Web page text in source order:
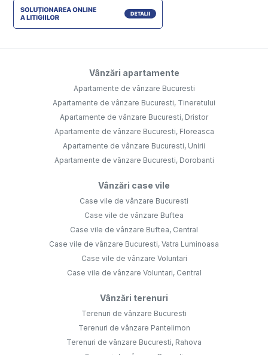
Vânzări apartamente
Apartamente de vânzare Bucuresti
Apartamente de vânzare Bucuresti, Tineretului
Apartamente de vânzare Bucuresti, Dristor
Apartamente de vânzare Bucuresti, Floreasca
Apartamente de vânzare Bucuresti, Unirii
Apartamente de vânzare Bucuresti, Dorobanti
Vânzări case vile
Case vile de vânzare Bucuresti
Case vile de vânzare Buftea
Case vile de vânzare Buftea, Central
Case vile de vânzare Bucuresti, Vatra Luminoasa
Case vile de vânzare Voluntari
Case vile de vânzare Voluntari, Central
Vânzări terenuri
Terenuri de vânzare Bucuresti
Terenuri de vânzare Pantelimon
Terenuri de vânzare Bucuresti, Rahova